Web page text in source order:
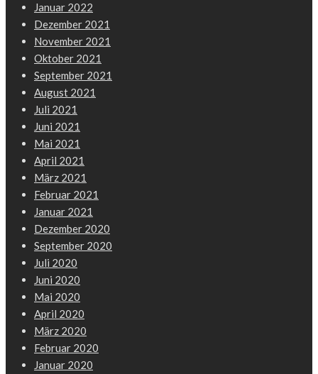
Januar 2022
Dezember 2021
November 2021
Oktober 2021
September 2021
August 2021
Juli 2021
Juni 2021
Mai 2021
April 2021
März 2021
Februar 2021
Januar 2021
Dezember 2020
September 2020
Juli 2020
Juni 2020
Mai 2020
April 2020
März 2020
Februar 2020
Januar 2020